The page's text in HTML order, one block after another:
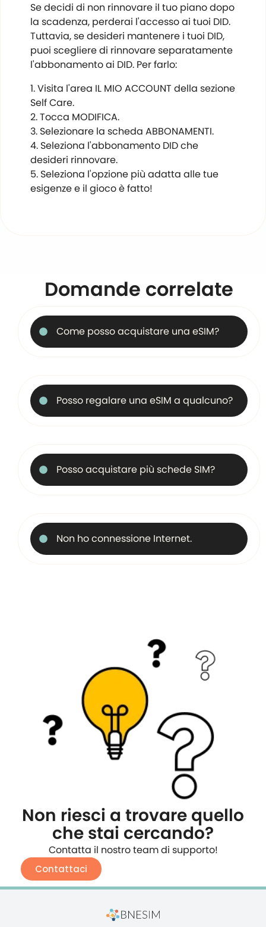
Se decidi di non rinnovare il tuo piano dopo
la scadenza, perderai l'accesso ai tuoi DID.
Tuttavia, se desideri mantenere i tuoi DID,
puoi scegliere di rinnovare separatamente
l'abbonamento ai DID. Per farlo:
Visita l'area IL MIO ACCOUNT della sezione
Self Care.
Tocca MODIFICA.
Selezionare la scheda ABBONAMENTI.
Seleziona l'abbonamento DID che
desideri rinnovare.
Seleziona l'opzione più adatta alle tue
esigenze e il gioco è fatto!
Domande correlate
Come posso acquistare una eSIM?
Posso regalare una eSIM a qualcuno?
Posso acquistare più schede SIM?
Non ho connessione Internet.
Non riesci a trovare quello
che stai cercando?
Contatta il nostro team di supporto!
Contattaci